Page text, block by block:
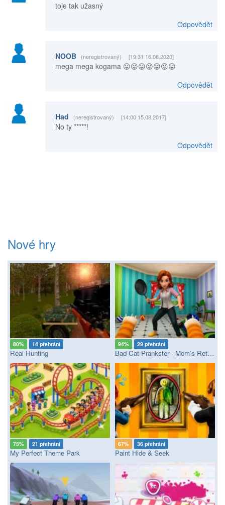
toje tak užasný
Odpovědět
NOOB (neregistrovaný) [19:31 16.06.2020]
mega mega kogama 😛😛😛😛😛😛😛
Odpovědět
Had (neregistrovaný) [14:00 15.08.2017]
No ty *****!
Odpovědět
Nové hry
80% 14 přehrání
Real Hunting
94% 29 přehrání
Bad Cat Prankster - Mom’s Return
75% 21 přehrání
My Perfect Theme Park
67% 36 přehrání
Paint Hide & Seek